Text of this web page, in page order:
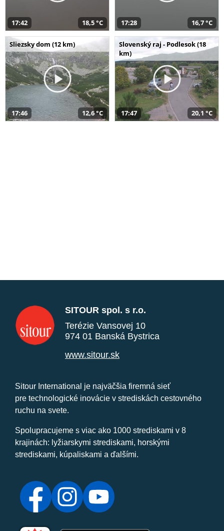
17:42 18,5 °C 17:28 16,7 °C
Sliezsky dom (12 km)
17:46 12,6 °C
Slovenský raj - Podlesok (18
km)
17:47 20,1 °C
SITOUR spol. s r.o.
Terézie Vansovej 10
974 01 Banská Bystrica
www.sitour.sk
Sitour International je najväčšia firemná sieť
pre technologické inovácie v strediskách cestovného
ruchu na svete.
Spolupracujeme s viac ako 1000 strediskami v 8
krajinách: lyžiarskymi strediskami, horskými
strediskami, kúpaliskami a ďalšími.